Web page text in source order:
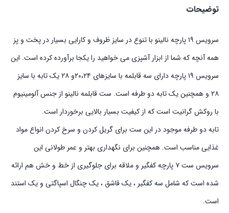
توضیحات
سرویس ۱۹ پارچه نالینو با تنوع در سایز ظروف و کارایی بسیار در پخت و پز
همه آنچه که شما از ابزار آشپزی می خواهید را یکجا برآورده کرده است. این
سرویس ۱۹ پارچه دارای سه قابلمه با سایزهای ۲۰،۲۴و ۲۸ یک تابه با سایز
۲۸ و همچنین یک تابه دو طرفه است. ست قابلمه نالینو از جنس آلومینیوم
با روکش گرانیت است که از کیفیت بسیار بالایی برخوردار است.
تابه دو طرفه موجود در این ست برای گریل کردن و سرخ کردن انواع مواد
غذایی مناسب است. همچنین برای نگهداری بهتر و عمر طولانی این
سرویس ست ۷ پارچه کفگیر و ملاقه برای جلوگیری از خط و خش هم ارائه
شده است که شامل سه کفگیر ، یک قاشق ، یک چنگال اسپاگتی و یک استند
است.